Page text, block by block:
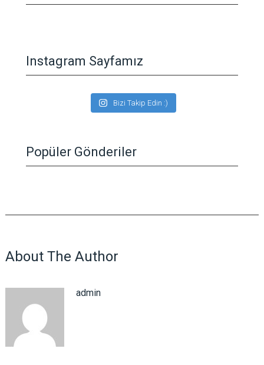
Instagram Sayfamız
Bizi Takip Edin :)
Popüler Gönderiler
About The Author
admin